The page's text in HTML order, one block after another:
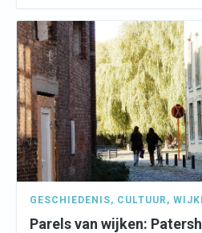
GESCHIEDENIS, CULTUUR ,
Parels van wijken: